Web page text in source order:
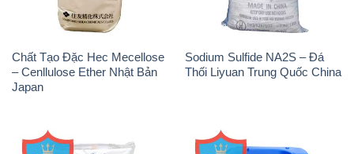
Chất Tạo Đặc Hec Mecellose
– Cenllulose Ether Nhật Bản
Japan
Sodium Sulfide NA2S – Đá
Thối Liyuan Trung Quốc China